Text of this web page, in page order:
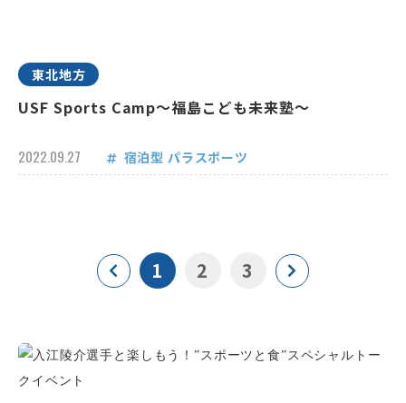
東北地方
USF Sports Camp～福島こども未来塾～
2022.09.27 宿泊型 パラスポーツ
1 2 3